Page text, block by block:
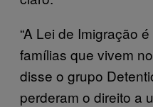
“A Lei de Imigração
famílias que vivem
disse o grupo
perderam o direito a